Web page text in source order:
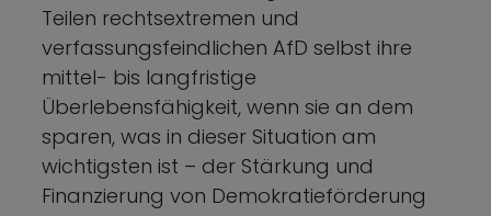
Teilen rechtsextremen und
verfassungsfeindlichen AfD selbst ihre
mittel- bis langfristige
Überlebensfähigkeit, wenn sie an dem
sparen, was in dieser Situation am
wichtigsten ist – der Stärkung und
Finanzierung von Demokratieförderung